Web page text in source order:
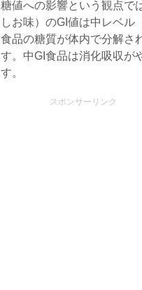
糖値への影響という観点で
しお味）のGI値は中レベル
食品の糖質が体内で分解さ
す。中GI食品は消化吸収が
す。
スポンサーリンク